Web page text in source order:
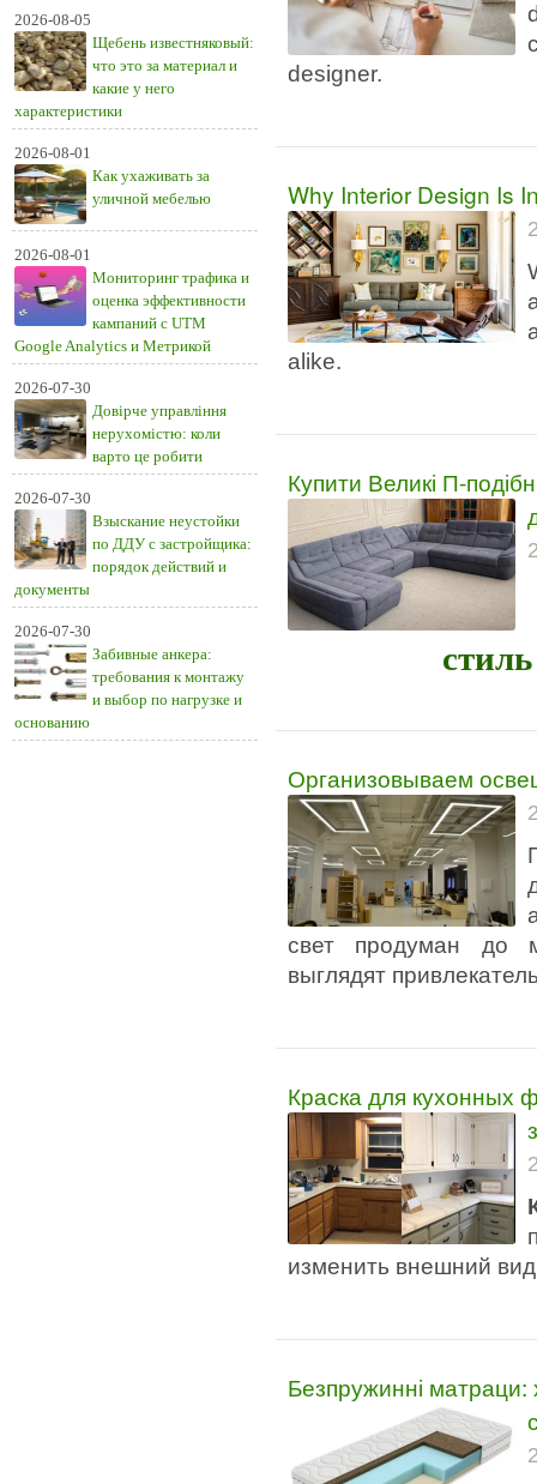
2026-08-05
Щебень известняковый:
что это за материал и
какие у него
характеристики
2026-08-01
Как ухаживать за
уличной мебелью
2026-08-01
Мониторинг трафика и
оценка эффективности
кампаний с UTM
Google Analytics и Метрикой
2026-07-30
Довірче управління
нерухомістю: коли
варто це робити
2026-07-30
Взыскание неустойки
по ДДУ с застройщика:
порядок действий и
документы
2026-07-30
Забивные анкера:
требования к монтажу
и выбор по нагрузке и
основанию
designer.
Why Interior Design Is
alike.
Купити Великі П-
Организовываем
свет продуман до
выглядят
Краска для кухонных
изменить внешний
Безпружинні